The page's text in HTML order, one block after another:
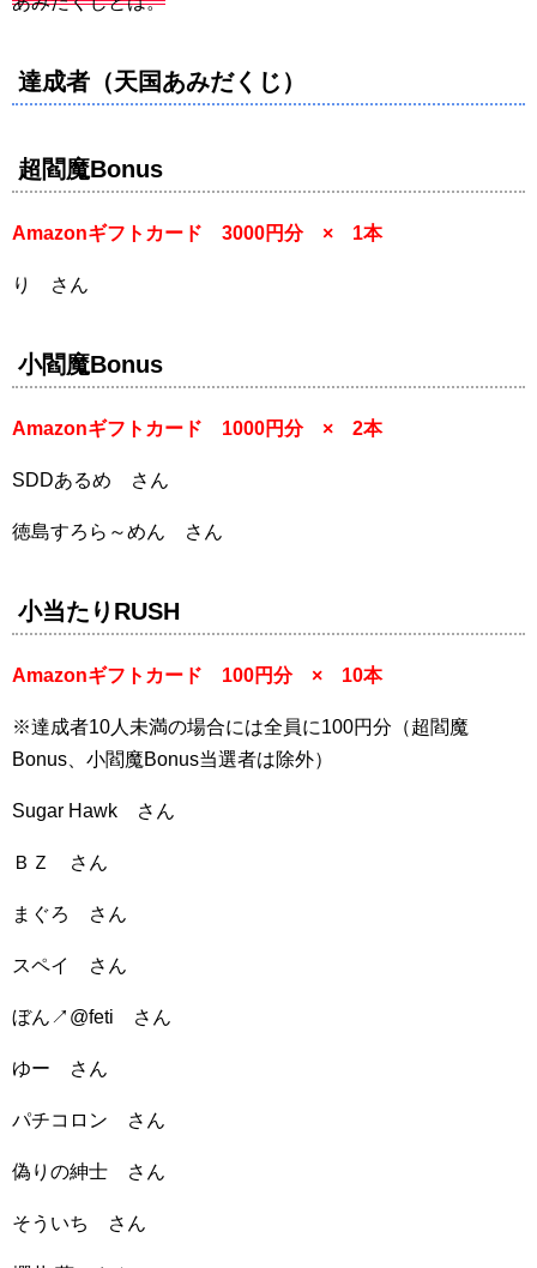
達成者（天国あみだくじ）
超閻魔Bonus
Amazonギフトカード 3000円分 × 1本
り さん
小閻魔Bonus
Amazonギフトカード 1000円分 × 2本
SDDあるめ さん
徳島すろら～めん さん
小当たりRUSH
Amazonギフトカード 100円分 × 10本
※達成者10人未満の場合には全員に100円分（超閻魔
Bonus、小閻魔Bonus当選者は除外）
Sugar Hawk さん
ＢＺ さん
まぐろ さん
スペイ さん
ぼん↗@feti さん
ゆー さん
パチコロン さん
偽りの紳士 さん
そういち さん